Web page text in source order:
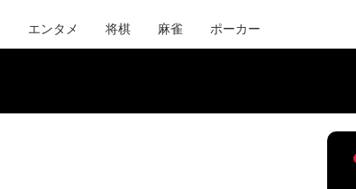
エンタメ 将棋 麻雀 ポーカー